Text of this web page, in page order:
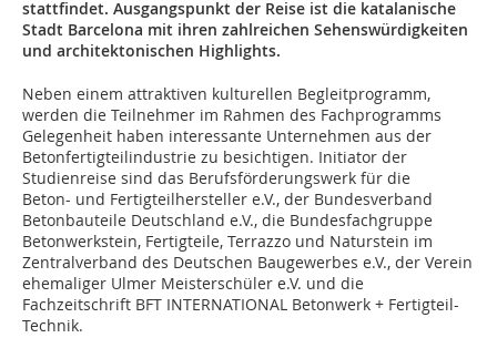
stattfindet. Ausgangspunkt der Reise ist die katalanische
Stadt Barcelona mit ihren zahlreichen Sehenswürdigkeiten
und architektonischen Highlights.
Neben einem attraktiven kulturellen Begleitprogramm,
werden die Teilnehmer im Rahmen des Fachprogramms
Gelegenheit haben interessante Unternehmen aus der
Betonfertigteilindustrie zu besichtigen. Initiator der
Studienreise sind das Berufsförderungswerk für die
Beton- und Fertigteilhersteller e.V., der Bundesverband
Betonbauteile Deutschland e.V., die Bundesfachgruppe
Betonwerkstein, Fertigteile, Terrazzo und Naturstein im
Zentralverband des Deutschen Baugewerbes e.V., der Verein
ehemaliger Ulmer Meisterschüler e.V. und die
Fachzeitschrift BFT INTERNATIONAL Betonwerk + Fertigteil-
Technik.